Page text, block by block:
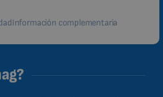
Información complementaria
CHINESE (SIMPLIFIED)